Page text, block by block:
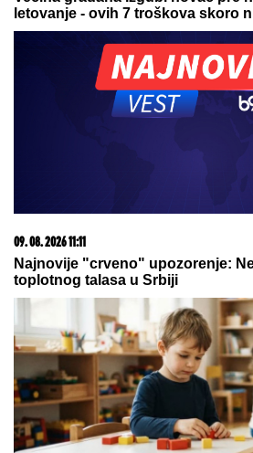
Period samoće se uskoro
Naučnici otkrili
"ON JE MOJ
USREĆIO"
emotivnija!
Juriću